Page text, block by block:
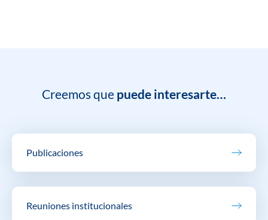
Creemos que puede interesarte…
Publicaciones
Reuniones institucionales